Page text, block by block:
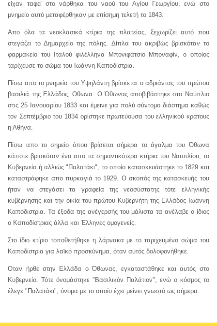
είχαν ταφεί στο νάρθηκα του ναού του Αγίου Γεωργίου, ενώ στο
μνημείο αυτό μεταφέρθηκαν με επίσημη τελετή το 1843.
Απο όλα τα νεοκλασικά κτίρια της πλατείας, ξεχωρίζει αυτό που
στεγάζει το Δημαρχείο της πόλης. Δίπλα του ακριβώς βρισκόταν το
φαρμακείο του Ιταλού φιλέλληνα Μπονιφάτσιο Μποναφίν, ο οποίος
ταρίχευσε το σώμα του Ιωάννη Καποδίστρια.
Πίσω απο το μνημείο του Υψηλάντη βρίσκεται ο αδριάντας του πρώτου
βασιλιά της Ελλάδος, Οθωνα. Ο Όθωνας αποβιβάστηκε στο Ναύπλιο
στις 25 Ιανουαρίου 1833 και έμεινε για πολύ σύντομο διάστημα καθώς
τον Σεπτέμβριο του 1834 ορίστηκε πρωτεύουσα του ελληνικού κράτους
η Αθήνα.
Πίσω απο το σημείο όπου βρίσεται σήμερα το άγαλμα του Όθωνα
κάποτε βρισκόταν ένα απο τα σημαντικότερα κτήρια του Ναυπλίου, το
Κυβερνείο ή αλλιώς "Παλατάκι", το οποίο κατασκευάστηκε το 1829 και
καταστράφηκε απο πυρκαγιά το 1929. Ο σκοπός της κατασκευής του
ήταν να στεγάσει τα γραφεία της νεοσύστατης τότε ελληνικής
κυβέρνησης και την οικία του πρώτου Κυβερνήτη της Ελλάδος Ιωάννη
Καποδιστρια. Τα έξοδα της ανέγερσής του μάλιστα τα ανέλαβε ο ίδιος
ο Καποδίστριας άλλα και Έλληνες ομογενείς.
Στο ίδιο κτίριο τοποθετήθηκε η λάρνακα με το ταριχευμένο σώμα του
Καποδίστρια για λαϊκό προσκύνημα, όταν αυτός δολοφονήθηκε.
Όταν ήρθε στην Ελλάδα ο Όθωνας, εγκαταστάθηκε και αυτός στο
Κυβερνείο. Τότε όνομάστηκε "Βασιλικόν Παλάτιον", ενώ ο κόσμος το
έλεγε "Παλατάκι", όνομα με το οποίο έχει μείνει γνωστό ως σήμερα.